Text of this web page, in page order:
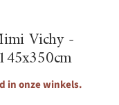
Vichy -
in onze winkels.